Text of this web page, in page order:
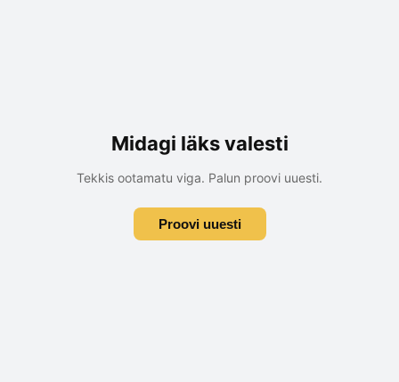
Midagi läks valesti
Tekkis ootamatu viga. Palun proovi uuesti.
Proovi uuesti